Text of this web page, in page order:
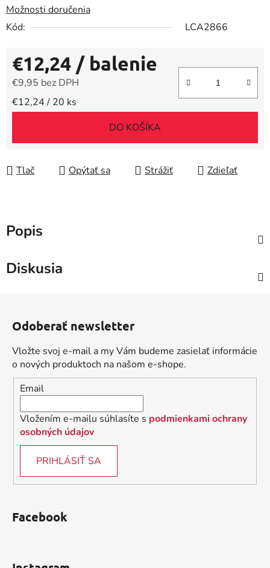
Možnosti doručenia
Kód:
LCA2866
€12,24 / balenie
€9,95 bez DPH
Jednotková cena:
€12,24 / 20 ks
DO KOŠÍKA
Tlač Opýtať sa Strážiť Zdieľať
Popis
Diskusia
Odoberať newsletter
Vložte svoj e-mail a my Vám budeme zasielať informácie
o nových produktoch na našom e-shope.
Email
Vložením e-mailu súhlasíte s podmienkami ochrany
osobných údajov
PRIHLÁSIŤ SA
Facebook